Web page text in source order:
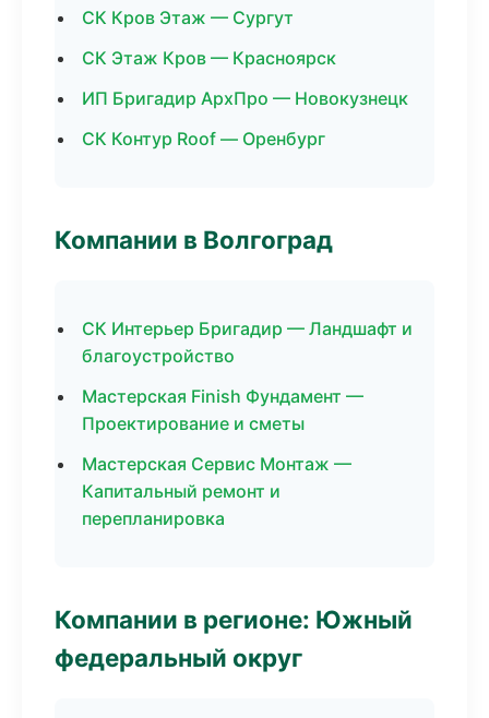
СК Кров Этаж — Сургут
СК Этаж Кров — Красноярск
ИП Бригадир АрхПро — Новокузнецк
СК Контур Roof — Оренбург
Компании в Волгоград
СК Интерьер Бригадир — Ландшафт и
благоустройство
Мастерская Finish Фундамент —
Проектирование и сметы
Мастерская Сервис Монтаж —
Капитальный ремонт и
перепланировка
Компании в регионе: Южный
федеральный округ